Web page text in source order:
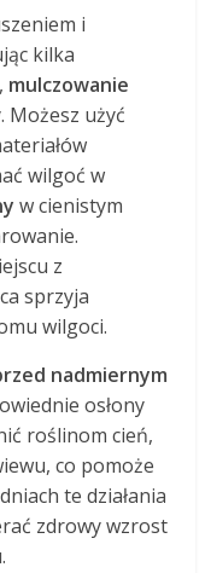
i
kilka
mulczowanie
Możesz użyć
wilgoć w
w cienistym
z
sprzyja
wilgoci.
nadmiernym
osłony
roślinom cień,
co pomoże
te działania
zdrowy wzrost